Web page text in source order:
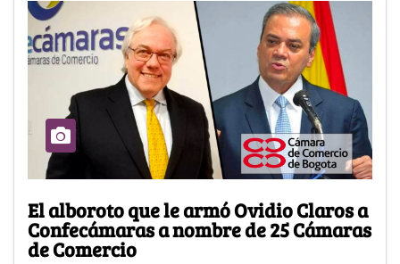
El alboroto que le armó Ovidio Claros a
Confecámaras a nombre de 25 Cámaras
de Comercio